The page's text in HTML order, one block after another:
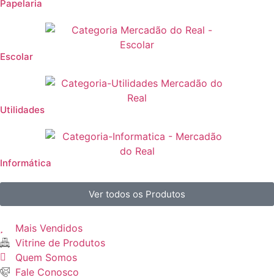
Papelaria
Escolar
Utilidades
Informática
Ver todos os Produtos
Mais Vendidos
Vitrine de Produtos
Quem Somos
Fale Conosco